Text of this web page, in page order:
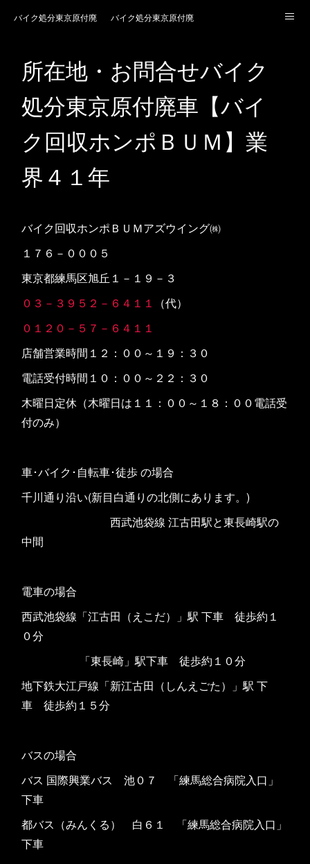
バイク処分東京原付廃車【バイク回収ホンポＢＵＭ】業界４１年
バイク処分東京原付廃車【バイク回収ホンポＢＵＭ
バイク処分千葉原付廃車【バイク回収ホンポＢＵＭ】業界４１年
所在地・お問合せバイク処分東京原付廃車【バイク
所在地・お問合せバイク
処分東京原付廃車【バイ
ク回収ホンポＢＵＭ】業
界４１年
バイク回収ホンポＢＵＭアズウイング㈱
１７６－０００５
東京都練馬区旭丘１－１９－３
０３－３９５２－６４１１
（代）
０１２０－５７－６４１１
店舗営業時間１２：００～１９：３０
電話受付時間１０：００～２２：３０
木曜日定休（木曜日は１１：００～１８：００電話受
付のみ）
車･バイク･自転車･徒歩 の場合
千川通り沿い(新目白通りの北側にあります。)
西武池袋線 江古田駅と東長崎駅の
中間
電車の場合
西武池袋線「江古田（えこだ）」駅 下車 徒歩約１
０分
「東長崎」駅下車 徒歩約１０分
地下鉄大江戸線「新江古田（しんえごた）」駅 下
車 徒歩約１５分
バスの場合
バス 国際興業バス 池０７ 「練馬総合病院入口」
下車
都バス（みんくる） 白６１ 「練馬総合病院入口」
下車